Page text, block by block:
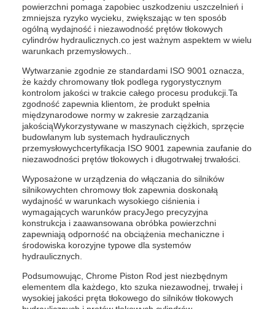
powierzchni pomaga zapobiec uszkodzeniu uszczelnień i
zmniejsza ryzyko wycieku, zwiększając w ten sposób
ogólną wydajność i niezawodność prętów tłokowych
cylindrów hydraulicznych.co jest ważnym aspektem w wielu
warunkach przemysłowych..
Wytwarzanie zgodnie ze standardami ISO 9001 oznacza,
że każdy chromowany tłok podlega rygorystycznym
kontrolom jakości w trakcie całego procesu produkcji.Ta
zgodność zapewnia klientom, że produkt spełnia
międzynarodowe normy w zakresie zarządzania
jakościąWykorzystywane w maszynach ciężkich, sprzęcie
budowlanym lub systemach hydraulicznych
przemysłowychcertyfikacja ISO 9001 zapewnia zaufanie do
niezawodności prętów tłokowych i długotrwałej trwałości.
Wyposażone w urządzenia do włączania do silników
silnikowychten chromowy tłok zapewnia doskonałą
wydajność w warunkach wysokiego ciśnienia i
wymagających warunków pracyJego precyzyjna
konstrukcja i zaawansowana obróbka powierzchni
zapewniają odporność na obciążenia mechaniczne i
środowiska korozyjne typowe dla systemów
hydraulicznych.
Podsumowując, Chrome Piston Rod jest niezbędnym
elementem dla każdego, kto szuka niezawodnej, trwałej i
wysokiej jakości pręta tłokowego do silników tłokowych